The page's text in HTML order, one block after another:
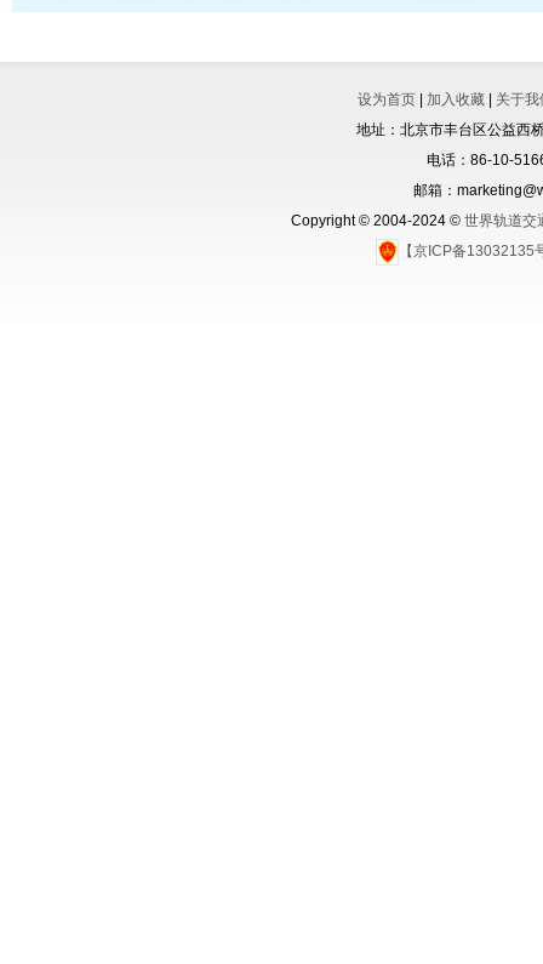
设为首页 加入收藏
关于我
地址：北京市丰台区公益西
电话：86-10-
邮箱：
Copyright © 2004-2024 © 世界轨道交
【京ICP备13032135